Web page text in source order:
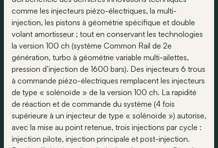
comme les injecteurs piézo-électriques, la multi-
injection, les pistons à géométrie spécifique et double
volant amortisseur ; tout en conservant les technologies
la version 100 ch (système Common Rail de 2e
génération, turbo à géométrie variable multi-ailettes,
pression d’injection de 1600 bars). Des injecteurs 6 trous
à commande piézo-électriques remplacent les injecteurs
de type « solénoïde » de la version 100 ch. La rapidité
de réaction et de commande du système (4 fois
supérieure à un injecteur de type « solénoïde ») autorise,
avec la mise au point retenue, trois injections par cycle :
injection pilote, injection principale et post-injection.